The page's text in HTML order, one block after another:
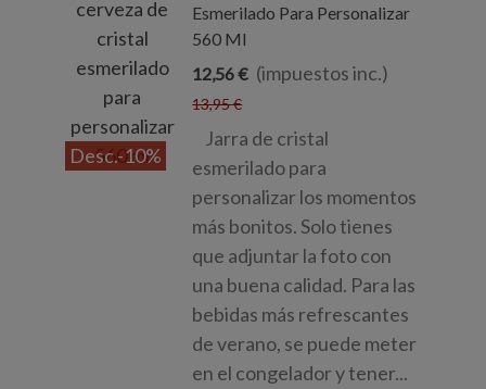
Desc.-10%
Esmerilado Para Personalizar
560 Ml
12,56 € (impuestos inc.)
13,95 €
Jarra de cristal
esmerilado para
personalizar los momentos
más bonitos. Solo tienes
que adjuntar la foto con
una buena calidad. Para las
bebidas más refrescantes
de verano, se puede meter
en el congelador y tener...